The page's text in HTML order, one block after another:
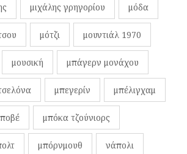
μιχάλης γρηγορίου μόδα
μότζι μουντιάλ 1970
μουσική μπάγερν μονάχου
μπεγερίν μπέλιγχαμ
μπόκα τζούνιορς
μπόρνμουθ νάπολι